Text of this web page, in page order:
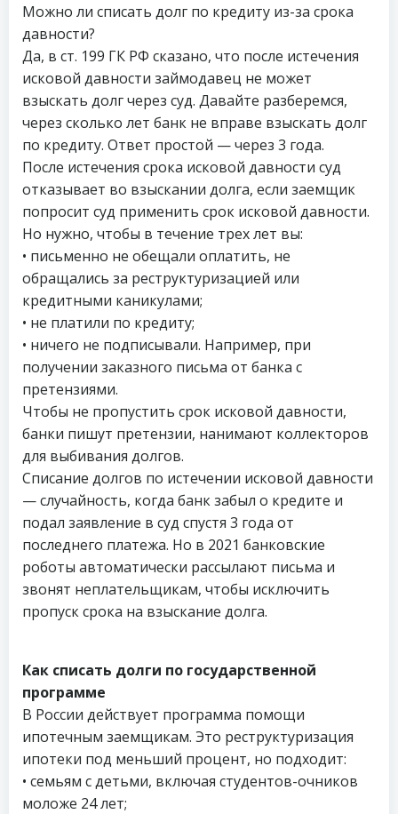
Можно ли списать долг по кредиту из-за срока
давности?
Да, в ст. 199 ГК РФ сказано, что после истечения
исковой давности займодавец не может
взыскать долг через суд. Давайте разберемся,
через сколько лет банк не вправе взыскать долг
по кредиту. Ответ простой — через 3 года.
После истечения срока исковой давности суд
отказывает во взыскании долга, если заемщик
попросит суд применить срок исковой давности.
Но нужно, чтобы в течение трех лет вы:
• письменно не обещали оплатить, не
обращались за реструктуризацией или
кредитными каникулами;
• не платили по кредиту;
• ничего не подписывали. Например, при
получении заказного письма от банка с
претензиями.
Чтобы не пропустить срок исковой давности,
банки пишут претензии, нанимают коллекторов
для выбивания долгов.
Списание долгов по истечении исковой давности
— случайность, когда банк забыл о кредите и
подал заявление в суд спустя 3 года от
последнего платежа. Но в 2021 банковские
роботы автоматически рассылают письма и
звонят неплательщикам, чтобы исключить
пропуск срока на взыскание долга.
Как списать долги по государственной
программе
В России действует программа помощи
ипотечным заемщикам. Это реструктуризация
ипотеки под меньший процент, но подходит:
• семьям с детьми, включая студентов-очников
моложе 24 лет;